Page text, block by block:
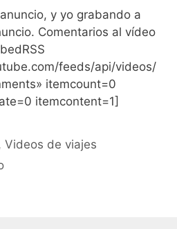
y yo grabando a
Comentarios al vídeo
feeds/api/videos/
itemcount=0
itemcontent=1]
,Videos de viajes